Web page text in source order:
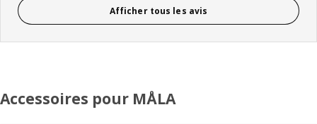
Afficher tous les avis
Accessoires pour MÅLA